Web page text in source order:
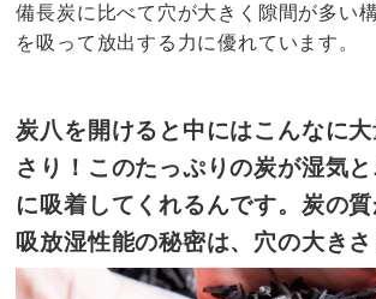
備長炭に比べて穴が大きく隙間が多い
を吸って放出する力に優れています。
炭八を開けると中にはこんなに
さり！このたっぷりの炭が湿気
に吸着してくれるんです。炭の
吸放湿性能の秘密は、穴の大き